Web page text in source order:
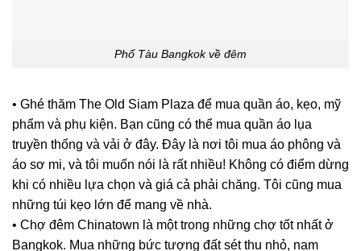
Phố Tàu Bangkok về đêm
• Ghé thăm The Old Siam Plaza để mua quần áo, kẹo, mỹ
phẩm và phụ kiện. Bạn cũng có thể mua quần áo lụa
truyền thống và vải ở đây. Đây là nơi tôi mua áo phông và
áo sơ mi, và tôi muốn nói là rất nhiều! Không có điểm dừng
khi có nhiều lựa chọn và giá cả phải chăng. Tôi cũng mua
những túi kẹo lớn để mang về nhà.
• Chợ đêm Chinatown là một trong những chợ tốt nhất ở
Bangkok. Mua những bức tượng đất sét thu nhỏ, nam